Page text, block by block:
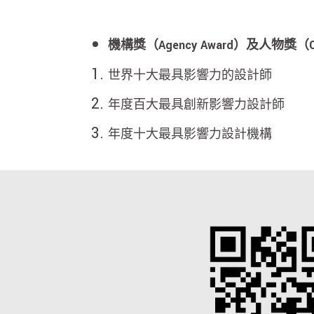
機構獎（Agency Award）及人物獎（
世界十大最具影響力的設計師
年度百大最具創新影響力設計師
年度十大最具影響力設計機構